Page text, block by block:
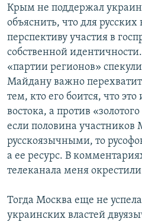
Крым не поддержал
объяснить, что для
перспективу участия в
собственной
«партии регионов»
Майдану важно
тем, кто его боится, что
востока, а против
если половина участников
русскоязычными, то
а ее ресурс. В
телеканала меня
Тогда Москва еще не
украинских властей